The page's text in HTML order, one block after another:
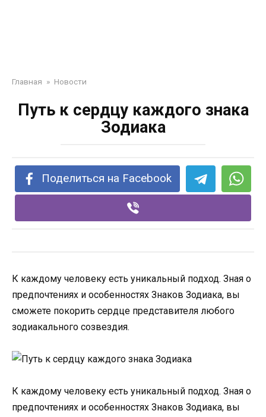
Главная » Новости
Путь к сердцу каждого знака
Зодиака
Поделиться на Facebook
К каждому человеку есть уникальный подход. Зная о
предпочтениях и особенностях Знаков Зодиака, вы
сможете покорить сердце представителя любого
зодиакального созвездия.
К каждому человеку есть уникальный подход. Зная о
предпочтениях и особенностях Знаков Зодиака, вы